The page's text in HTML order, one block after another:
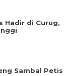
Hadir di Curug,
Sambal Petis